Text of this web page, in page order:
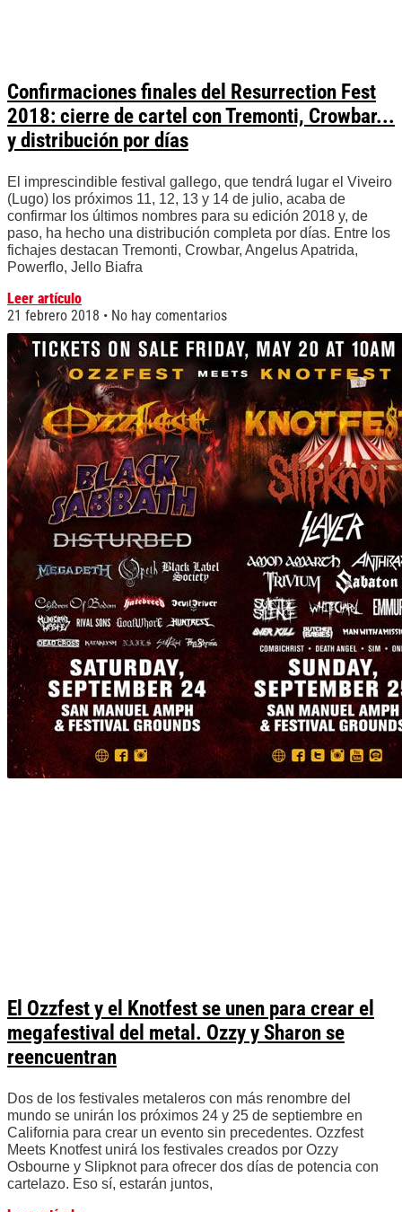
Confirmaciones finales del Resurrection Fest
2018: cierre de cartel con Tremonti, Crowbar...
y distribución por días
El imprescindible festival gallego, que tendrá lugar el Viveiro
(Lugo) los próximos 11, 12, 13 y 14 de julio, acaba de
confirmar los últimos nombres para su edición 2018 y, de
paso, ha hecho una distribución completa por días. Entre los
fichajes destacan Tremonti, Crowbar, Angelus Apatrida,
Powerflo, Jello Biafra
Leer artículo
21 febrero 2018
No hay comentarios
El Ozzfest y el Knotfest se unen para crear el
megafestival del metal. Ozzy y Sharon se
reencuentran
Dos de los festivales metaleros con más renombre del
mundo se unirán los próximos 24 y 25 de septiembre en
California para crear un evento sin precedentes. Ozzfest
Meets Knotfest unirá los festivales creados por Ozzy
Osbourne y Slipknot para ofrecer dos días de potencia con
cartelazo. Eso sí, estarán juntos,